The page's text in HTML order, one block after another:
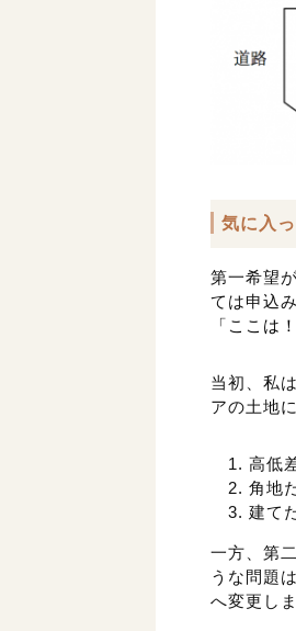
気に入
第一希望
ては申込
「ここは
当初、私
アの土地
高低
角地
建て
一方、第
うな問題
へ変更し